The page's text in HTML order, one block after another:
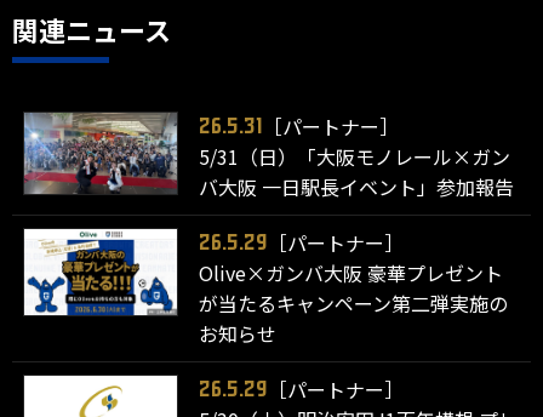
関連ニュース
26.5.31
［パートナー］
5/31（日）「大阪モノレール×ガン
バ大阪 一日駅長イベント」参加報告
26.5.29
［パートナー］
Olive×ガンバ大阪 豪華プレゼント
が当たるキャンペーン第二弾実施の
お知らせ
26.5.29
［パートナー］